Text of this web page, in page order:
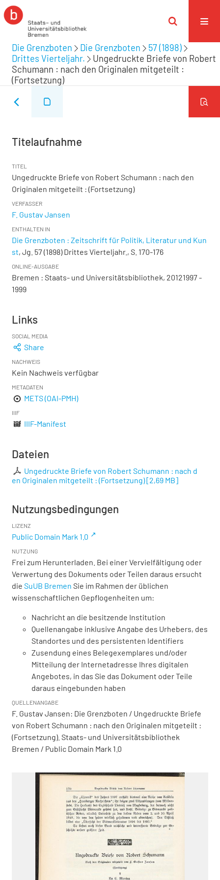
Die Grenzboten Die Grenzboten
57 (1898)
Drittes Vierteljahr.
Ungedruckte Briefe von Robert
Schumann : nach den Originalen mitgeteilt :
(Fortsetzung)
Titelaufnahme
TITEL
Ungedruckte Briefe von Robert Schumann : nach den
Originalen mitgeteilt : (Fortsetzung)
VERFASSER
F. Gustav Jansen
ENTHALTEN IN
Die Grenzboten : Zeitschrift für Politik, Literatur und Kun
st, Jg. 57 (1898) Drittes Vierteljahr., S. 170-176
ONLINE-AUSGABE
Bremen : Staats- und Universitätsbibliothek, 20121997 -
1999
Links
SOCIAL MEDIA
Share
NACHWEIS
Kein Nachweis verfügbar
METADATEN
METS (OAI-PMH)
IIIF
IIIF-Manifest
Dateien
Ungedruckte Briefe von Robert Schumann : nach d
en Originalen mitgeteilt : (Fortsetzung)[2,69 MB]
Nutzungsbedingungen
LIZENZ
Public Domain Mark 1.0
NUTZUNG
Frei zum Herunterladen. Bei einer Vervielfältigung oder
Verwertung des Dokuments oder Teilen daraus ersucht
die SuUB Bremen Sie im Rahmen der üblichen
wissenschaftlichen Gepflogenheiten um:
Nachricht an die besitzende Institution
Quellenangabe inklusive Angabe des Urhebers, des
Standortes und des persistenten Identifiers
Zusendung eines Belegexemplares und/oder
Mitteilung der Internetadresse Ihres digitalen
Angebotes, in das Sie das Dokument oder Teile
daraus eingebunden haben
QUELLENANGABE
F. Gustav Jansen: Die Grenzboten / Ungedruckte Briefe
von Robert Schumann : nach den Originalen mitgeteilt :
(Fortsetzung). Staats- und Universitätsbibliothek
Bremen / Public Domain Mark 1.0